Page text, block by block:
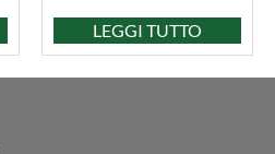
LEGGI TUTTO